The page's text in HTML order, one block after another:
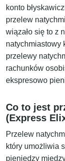
konto
przelew
wiązało się to z
natychmiastowy
przelewy
rachunków
ekspresowo
Co to jest
(Express
Przelew
który umożliwia
pieniędzy